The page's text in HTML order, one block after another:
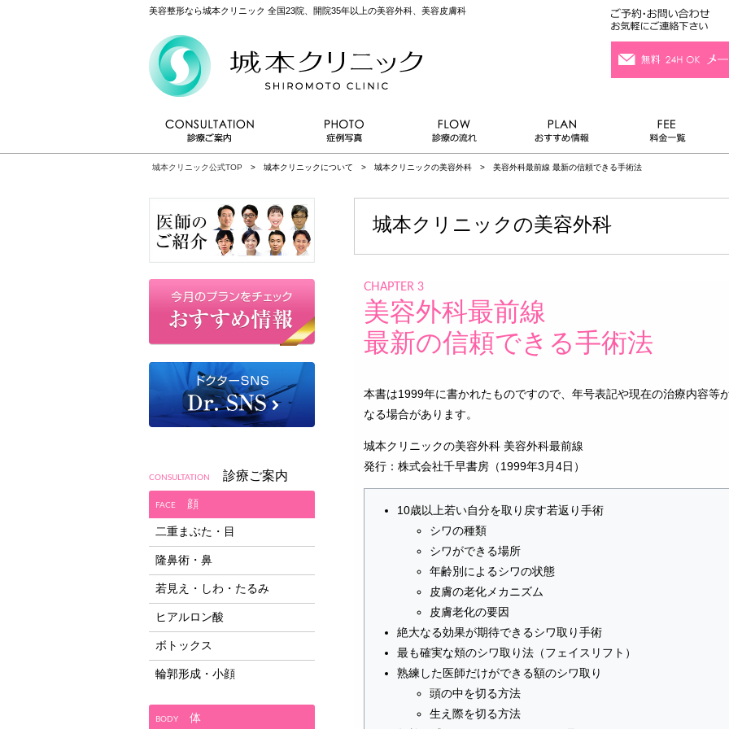
美容整形なら城本クリニック 全国23院、開院35年以上の美容外科、美容皮膚科
城本クリニック公式TOP > 城本クリニックについて > 城本クリニックの美容外科 > 美容外科最前線 最新の信頼できる手術法
城本クリニックの美容外科
CHAPTER 3
美容外科最前線
最新の信頼できる手術法
本書は1999年に書かれたものですので、年号表記や現在の治療内容等
なる場合があります。
城本クリニックの美容外科 美容外科最前線
発行：株式会社千早書房（1999年3月4日）
10歳以上若い自分を取り戻す若返り手術
シワの種類
シワができる場所
年齢別によるシワの状態
皮膚の老化メカニズム
皮膚老化の要因
絶大なる効果が期待できるシワ取り手術
最も確実な頬のシワ取り法（フェイスリフト）
熟練した医師だけができる額のシワ取り
頭の中を切る方法
生え際を切る方法
CONSULTATION 診療ご案内
FACE 顔
二重まぶた・目
隆鼻術・鼻
若見え・しわ・たるみ
ヒアルロン酸
ボトックス
輪郭形成・小顔
BODY 体